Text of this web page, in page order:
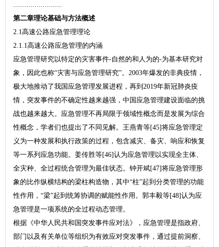
.........................
第二章理论基础与方法概述
2.1高速公路应急管理理论
2.1.1高速公路应急管理的内涵
应急管理研究以特定的灾害事件-自然的和人为的-为基本研究对
象，因此也称“灾害与应急管理研究”。2003年爆发的非典疫情，
极大地推动了我国应急管理发展进程，再到2019年新冠肺炎疫
情，突发事件的不确定性越来越强，中国应急管理建设面临的挑
战也越来越大。应急管理不再局限于领域性概念而是发展为综合
性概念，学者们也提出了不同见解。王燕青等[45]将应急管理定
义为一种发展和执行政策的过程，包含减灾、备灾、响应和恢复
等一系列应急功能。姜传胜等[46]认为应急管理以实现全主体、
全灾种、全过程统合管理为最佳状态。钟开斌[47]将应急管理形
象的比作纵横结构的梁柱构造物，其中“柱”起到分类管理的功能
性作用，“梁”起到统筹协调的赋能性作用。郭丰毅等[48]认为应
急管理是一项系统的全过程动态管理。
根据《中华人民共和国突发事件应对法》，应急管理是指政府、
部门以及有关单位等组织为有效应对突发事件，通过提前洞察、